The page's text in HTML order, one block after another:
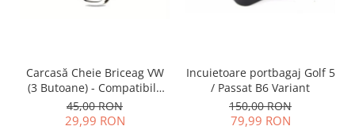
Carcasă Cheie Briceag VW
(3 Butoane) - Compatibilă
Golf 5, Jetta, Touran etc
45,00 RON
29,99 RON
Incuietoare portbagaj Golf 5
/ Passat B6 Variant
150,00 RON
79,99 RON